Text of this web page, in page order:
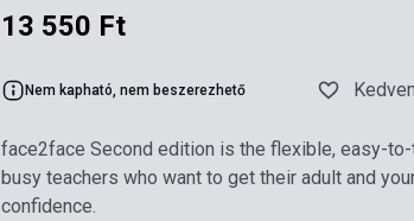
13 550 Ft
Nem kapható, nem beszerezhető
face2face Second edition is the flexible, easy-
busy teachers who want to get their adult and
confidence.